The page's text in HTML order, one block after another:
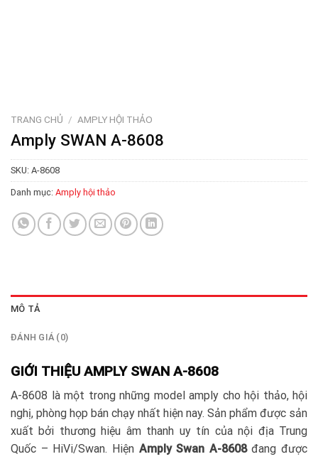
TRANG CHỦ / AMPLY HỘI THẢO
Amply SWAN A-8608
SKU: A-8608
Danh mục: Amply hội thảo
MÔ TẢ
ĐÁNH GIÁ (0)
GIỚI THIỆU AMPLY SWAN A-8608
A-8608 là một trong những model amply cho hội thảo, hội
nghị, phòng họp bán chạy nhất hiện nay. Sản phẩm được sản
xuất bởi thương hiệu âm thanh uy tín của nội địa Trung
Quốc – HiVi/Swan. Hiện Amply Swan A-8608đang được